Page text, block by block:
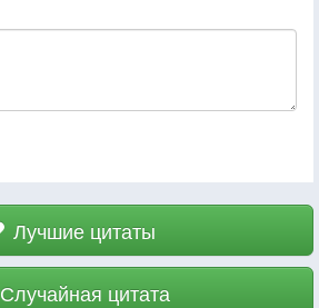
Лучшие цитаты
Случайная цитата